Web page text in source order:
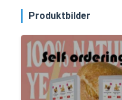
Produktbilder